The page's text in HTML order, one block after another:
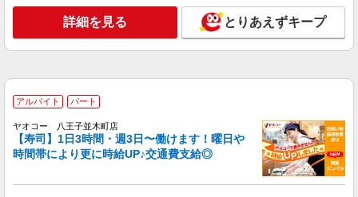
パート
［1］［アルバイト］ 時給1,300円〜1,350円
キープ 詳細を見る
正社員
詳細を見る とりあえずキープ
アルバイト パート
ヤオコー 八王子並木町店
【寿司】1日3時間・週3日〜働けます！曜日や
時間帯により更に時給UP♪交通費支給◎